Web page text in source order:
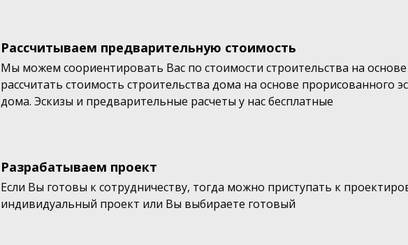
Рассчитываем предварительную стоимость
Мы можем соориентировать Вас по стоимости строительства на
рассчитать стоимость строительства дома на основе прорисованного
дома. Эскизы и предварительные расчеты у нас бесплатные
Разрабатываем проект
Если Вы готовы к сотрудничеству, тогда можно приступать к
индивидуальный проект или Вы выбираете готовый